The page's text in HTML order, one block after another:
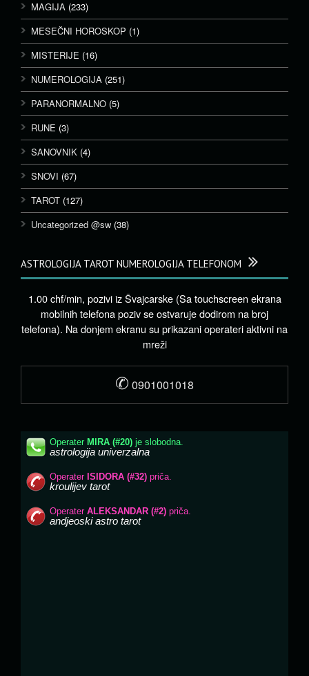
MAGIJA (233)
MESEČNI HOROSKOP (1)
MISTERIJE (16)
NUMEROLOGIJA (251)
PARANORMALNO (5)
RUNE (3)
SANOVNIK (4)
SNOVI (67)
TAROT (127)
Uncategorized @sw (38)
ASTROLOGIJA TAROT NUMEROLOGIJA TELEFONOM
1.00 chf/min, pozivi iz Švajcarske (Sa touchscreen ekrana
mobilnih telefona poziv se ostvaruje dodirom na broj
telefona). Na donjem ekranu su prikazani operateri aktivni na
mreži
✆ 0901001018